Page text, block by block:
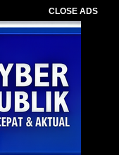
CLOSE ADS